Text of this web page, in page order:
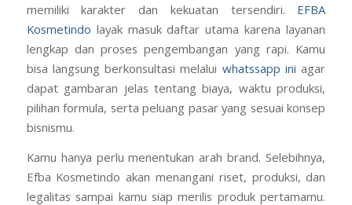
memiliki karakter dan kekuatan tersendiri. EFBA
Kosmetindo layak masuk daftar utama karena layanan
lengkap dan proses pengembangan yang rapi. Kamu
bisa langsung berkonsultasi melalui whatssapp ini agar
dapat gambaran jelas tentang biaya, waktu produksi,
pilihan formula, serta peluang pasar yang sesuai konsep
bisnismu.
Kamu hanya perlu menentukan arah brand. Selebihnya,
Efba Kosmetindo akan menangani riset, produksi, dan
legalitas sampai kamu siap merilis produk pertamamu.